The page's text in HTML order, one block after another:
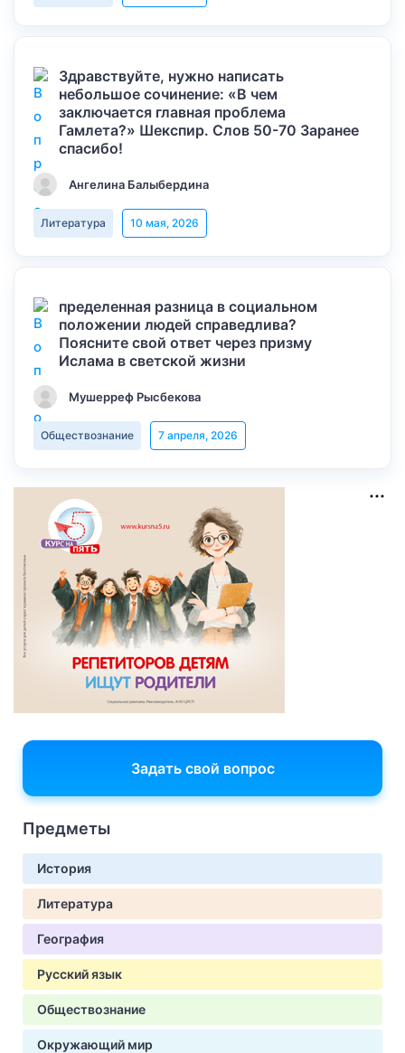
Здравствуйте, нужно написать
небольшое сочинение: «В чем
заключается главная проблема
Гамлета?» Шекспир. Слов 50-70 Заранее
спасибо!
Ангелина Балыбердина
Литература 10 мая, 2026
пределенная разница в социальном
положении людей справедлива?
Поясните свой ответ через призму
Ислама в светской жизни
Мушерреф Рысбекова
Обществознание 7 апреля, 2026
Задать свой вопрос
Предметы
История
Литература
География
Русский язык
Обществознание
Окружающий мир